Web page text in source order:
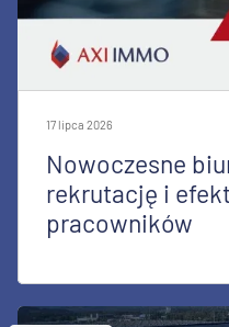
17 lipca 2026
Nowoczesne
rekrutację i
pracowników